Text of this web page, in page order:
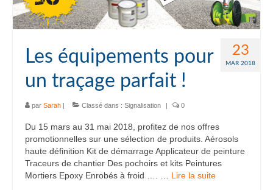
23
MAR 2018
Les équipements pour
un traçage parfait !
par Sarah | Classé dans : Signalisation | 0
Du 15 mars au 31 mai 2018, profitez de nos offres
promotionnelles sur une sélection de produits. Aérosols
haute définition Kit de démarrage Applicateur de peinture
Traceurs de chantier Des pochoirs et kits Peintures
Mortiers Epoxy Enrobés à froid …. … Lire la suite­­